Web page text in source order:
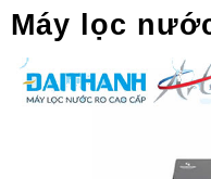
Máy lọc